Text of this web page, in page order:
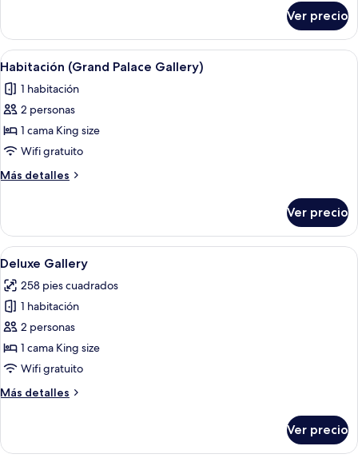
Gallery
with
Balcony
Ver precio
Abrir
todas
las
fotos
de
Habitación
(Grand
Palace
Un dormitorio moderno con cama,
3
Habitación (Grand Palace Gallery)
1 habitación
2 personas
1 cama King size
Wifi gratuito
Más detalles
Más
(Grand
Palace
Gallery)
Ver precio
Abrir
todas
las
fotos
de
Deluxe
Gallery
Un dormitorio con una cama
13
Deluxe Gallery
258 pies cuadrados
1 habitación
2 personas
1 cama King size
Wifi gratuito
Más detalles
Más
Gallery
Ver precio